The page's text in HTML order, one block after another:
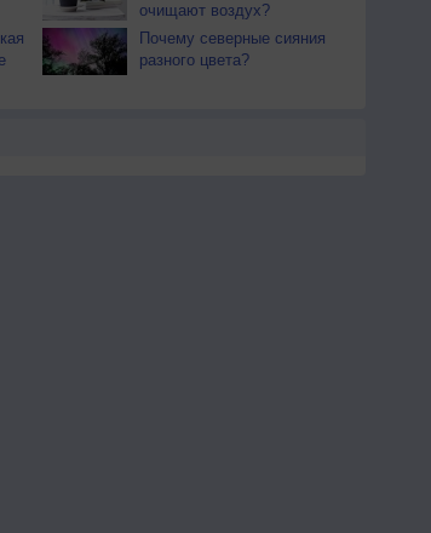
очищают воздух?
Почему северные сияния
разного цвета?